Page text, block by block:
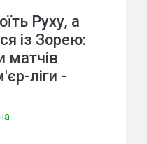
Руху, а
із Зорею:
матчів
ліги -